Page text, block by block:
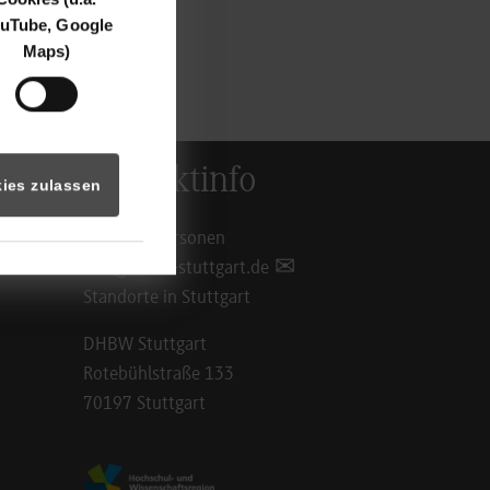
Google
Maps)
zulassen
Anmeldung
Kontaktinfo
Ansprechpersonen
info@dhbw-stuttgart.de
Standorte in Stuttgart
DHBW Stuttgart
Rotebühlstraße 133
70197 Stuttgart